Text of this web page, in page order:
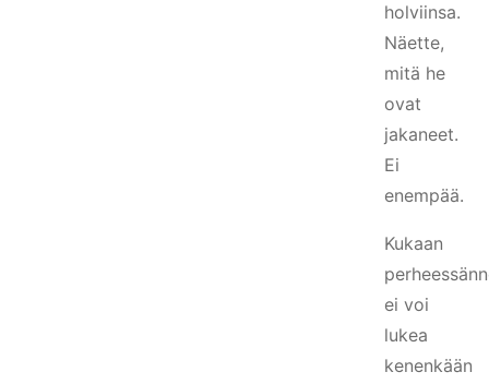
holviinsa.
Näette,
mitä he
ovat
jakaneet.
Ei
enempää.
Kukaan
ei voi
lukea
kenenkään